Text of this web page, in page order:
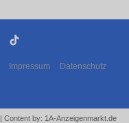
Impressum Datenschutz
by: 1A-Anzeigenmarkt.de